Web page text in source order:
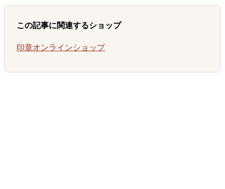
この記事に関連するショップ
印章オンラインショップ